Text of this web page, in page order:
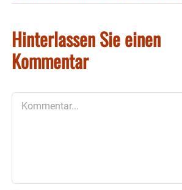
Hinterlassen Sie einen
Kommentar